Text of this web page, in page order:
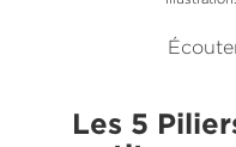
Les 5